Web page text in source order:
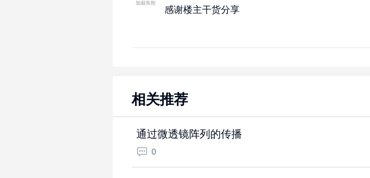
感谢楼主干货分享
相关推荐
通过微透镜阵列的传播
0